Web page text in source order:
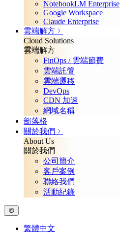
NotebookLM Enterprise
Google Workspace
Claude Enterprise
雲端解方
Cloud Solutions
雲端解方
FinOps / 雲端節費
雲端託管
雲端遷移
DevOps
CDN 加速
網域名稱
部落格
關於我們
About Us
關於我們
公司簡介
客戶案例
聯絡我們
活動紀錄
繁體中文